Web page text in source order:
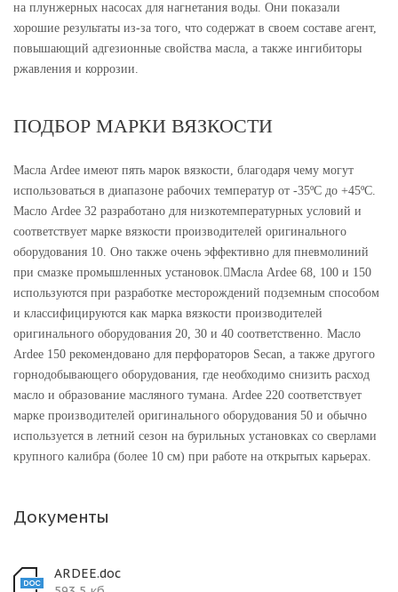
на плунжерных насосах для нагнетания воды. Они показали
хорошие результаты из-за того, что содержат в своем составе агент,
повышающий адгезионные свойства масла, а также ингибиторы
ржавления и коррозии.
ПОДБОР МАРКИ ВЯЗКОСТИ
Масла Ardee имеют пять марок вязкости, благодаря чему могут
использоваться в диапазоне рабочих температур от -35ºC до +45ºC.
Масло Ardee 32 разработано для низкотемпературных условий и
соответствует марке вязкости производителей оригинального
оборудования 10. Оно также очень эффективно для пневмолиний
при смазке промышленных установок.Масла Ardee 68, 100 и 150
используются при разработке месторождений подземным способом
и классифицируются как марка вязкости производителей
оригинального оборудования 20, 30 и 40 соответственно. Масло
Ardee 150 рекомендовано для перфораторов Secan, а также другого
горнодобывающего оборудования, где необходимо снизить расход
масло и образование масляного тумана. Ardee 220 соответствует
марке производителей оригинального оборудования 50 и обычно
используется в летний сезон на бурильных установках со сверлами
крупного калибра (более 10 см) при работе на открытых карьерах.
Документы
ARDEE.doc